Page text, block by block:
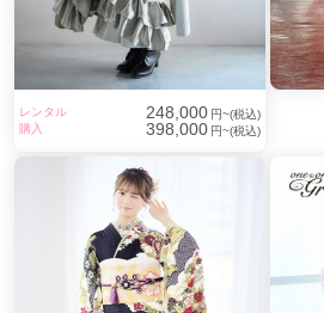
レンタル 248,000 円~(税込)
購入
398,000 円~(税込)